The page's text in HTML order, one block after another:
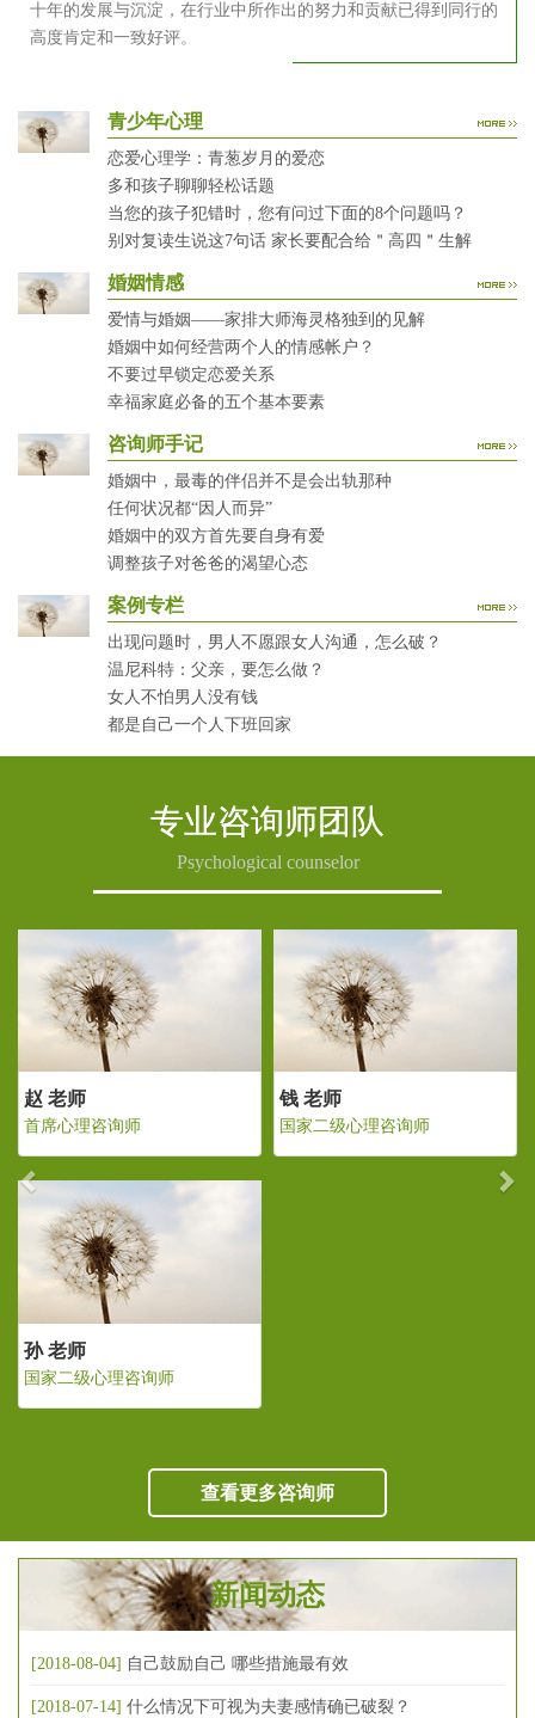
十年的发展与沉淀，在行业中所作出的努力和贡献已得到同行的
高度肯定和一致好评。
青少年心理
恋爱心理学：青葱岁月的爱恋
多和孩子聊聊轻松话题
当您的孩子犯错时，您有问过下面的8个问题吗？
别对复读生说这7句话 家长要配合给＂高四＂生解
婚姻情感
爱情与婚姻——家排大师海灵格独到的见解
婚姻中如何经营两个人的情感帐户？
不要过早锁定恋爱关系
幸福家庭必备的五个基本要素
咨询师手记
婚姻中，最毒的伴侣并不是会出轨那种
任何状况都“因人而异”
婚姻中的双方首先要自身有爱
调整孩子对爸爸的渴望心态
案例专栏
出现问题时，男人不愿跟女人沟通，怎么破？
温尼科特：父亲，要怎么做？
女人不怕男人没有钱
都是自己一个人下班回家
专业咨询师团队
Psychological counselor
老师
二级心理咨询师
赵 老师
首席心理咨询师
Previous
查看更多咨询师
新闻动态
[2018-08-04] 自己鼓励自己 哪些措施最有效
[2018-07-14] 什么情况下可视为夫妻感情确已破裂？